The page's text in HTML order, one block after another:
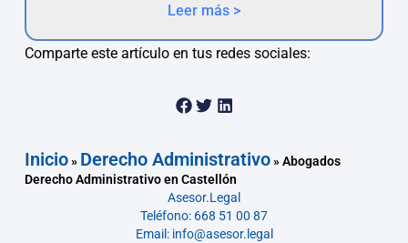
Leer más >
Comparte este artículo en tus redes sociales:
Inicio» Derecho Administrativo»Abogados
Derecho Administrativo en Castellón
Asesor.Legal
Teléfono: 668 51 00 87
Email: info@asesor.legal